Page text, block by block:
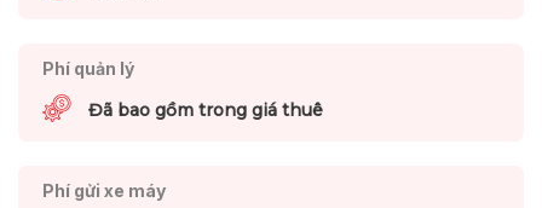
Phí quản lý
Đã bao gồm trong giá thuê
Phí gửi xe máy